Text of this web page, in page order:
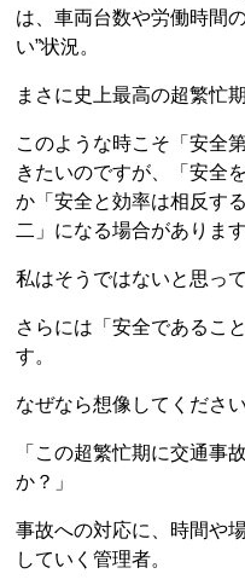
は、車両台数や労働時間
い”状況。
まさに史上最高の超繁忙
このような時こそ「安全
きたいのですが、「安全
か「安全と効率は相反す
二」になる場合があります
私はそうではないと思っ
さらには「安全であるこ
す。
なぜなら想像してください
「この超繁忙期に交通事
か？」
事故への対応に、時間や
していく管理者。